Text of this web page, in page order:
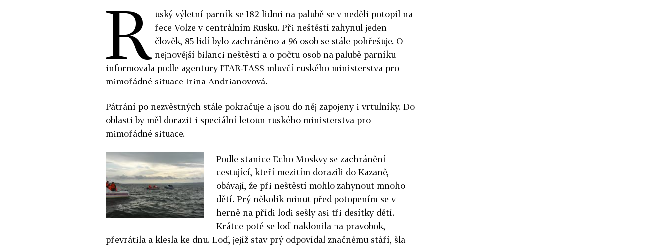
R uský výletní parník se 182 lidmi na palubě se v neděli potopil na
řece Volze v centrálním Rusku. Při neštěstí zahynul jeden
člověk, 85 lidí bylo zachráněno a 96 osob se stále pohřešuje. O
nejnovější bilanci neštěstí a o počtu osob na palubě parníku
informovala podle agentury ITAR-TASS mluvčí ruského ministerstva pro
mimořádné situace Irina Andrianovová.
Pátrání po nezvěstných stále pokračuje a jsou do něj zapojeny i vrtulníky. Do
oblasti by měl dorazit i speciální letoun ruského ministerstva pro
mimořádné situace.
Podle stanice Echo Moskvy se zachránění
cestující, kteří mezitím dorazili do Kazaně,
obávají, že při neštěstí mohlo zahynout mnoho
dětí. Prý několik minut před potopením se v
herně na přídi lodi sešly asi tři desítky dětí.
Krátce poté se loď naklonila na pravobok,
převrátila a klesla ke dnu. Loď, jejíž stav prý odpovídal značnému stáří, šla